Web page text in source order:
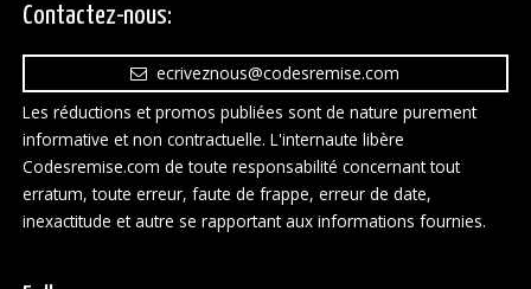
Contactez-nous:
ecriveznous@codesremise.com
Les réductions et promos publiées sont de nature purement
informative et non contractuelle. L'internaute libère
Codesremise.com de toute responsabilité concernant tout
erratum, toute erreur, faute de frappe, erreur de date,
inexactitude et autre se rapportant aux informations fournies.